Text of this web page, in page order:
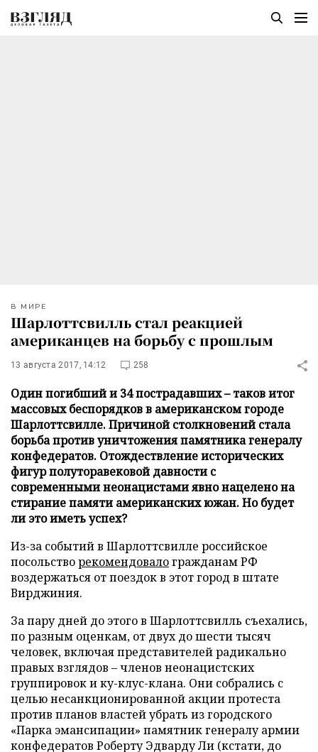
В МИРЕ
Шарлоттсвилль стал реакцией
американцев на борьбу с прошлым
13 августа 2017, 14:12 258
Один погибший и 34 пострадавших – таков итог
массовых беспорядков в американском городе
Шарлоттсвилле. Причиной столкновений стала
борьба против уничтожения памятника генералу
конфедератов. Отождествление исторических
фигур полуторавековой давности с
современными неонацистами явно нацелено на
стирание памяти американских южан. Но будет
ли это иметь успех?
Из-за событий в Шарлоттсвилле российское
посольстворекомендовалогражданам РФ
воздержаться от поездок в этот город в штате
Вирджиния.
За пару дней до этого в Шарлоттсвилль съехались,
по разным оценкам, от двух до шести тысяч
человек, включая представителей радикально
правых взглядов – членов неонацистских
группировок и ку-клус-клана. Они собрались с
целью несанкционированной акции протеста
против планов властей убрать из городского
«Парка эмансипации» памятник генералу армии
конфедератов Роберту Эдварду Ли (кстати, до